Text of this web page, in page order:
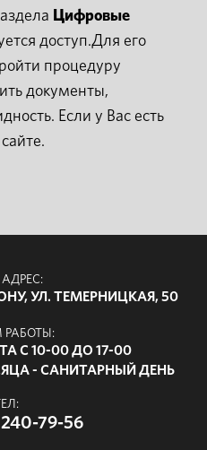
Цифровые
доступ.Для его
процедуру
документы,
Если у Вас есть
УЛ. ТЕМЕРНИЦКАЯ, 50
РАБОТЫ:
С 10-00 ДО 17-00
- САНИТАРНЫЙ ДЕНЬ
ТЕЛ:
79-56